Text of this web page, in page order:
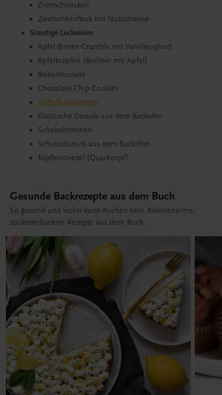
Zimtschnecken
Zwetschkenfleck mit Nussstreuse
Sonstige Leckereien
Apfel-Birnen-Crumble mit Vanillejoghurt
Apfelkrapfen (Berliner mit Apfel)
Biskuitroulade
Chocolate Chip Cookies
Haferflockenriegel
Klassische Donuts aus dem Backofen
Schokobrötchen
Schokodonuts aus dem Backofen
Topfenstriezel (Quarkzopf)
Gesunde Backrezepte aus dem Buch
So gesund und lecker kann Kuchen sein. Kalorienarme,
zuckerreduzierte Rezepte aus dem Buch.